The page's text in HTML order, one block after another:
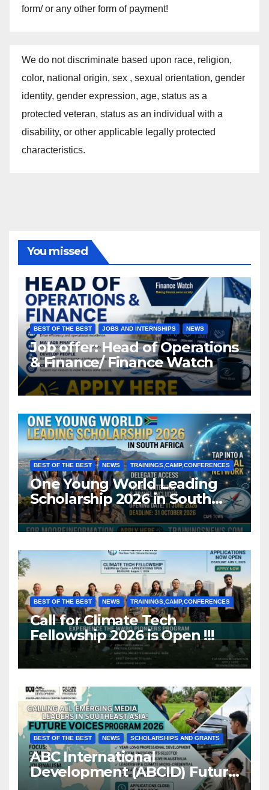
form/ or any other form of payment!
We do not discriminate based upon race, religion,
color, national origin, sex , sexual orientation, gender
identity, gender expression, age, status as a
protected veteran, status as an individual with a
disability, or other applicable legally protected
characteristics.
You missed
BEST OF THE BEST JOBS AND INTERNSHIPS NEWS
Job offer: Head of Operations
& Finance/ Finance Watch
BEST OF THE BEST NEWS TRAININGS,CAMP,CONFERENCES
One Young World Leading
Scholarship 2026 in South
Africa (Fully Funded)
BEST OF THE BEST NEWS TRAININGS,CAMP,CONFERENCES
Call for Climate Tech
Fellowship 2026 is Open !!!
BEST OF THE BEST NEWS SCHOLARSHIPS AND GRANTS
ABC International
Development (ABCID) Future